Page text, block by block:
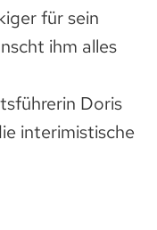
für sein
ihm alles
Doris
interimistische